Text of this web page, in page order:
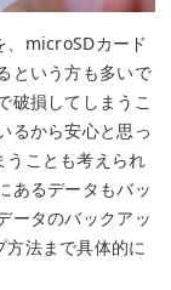
、microSDカード
という方も多いで
破損してしまうこ
るから安心と思っ
うことも考えられ
あるデータもバッ
ータのバックアッ
法まで具体的に